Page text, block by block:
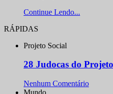
Continue Lendo...
RÁPIDAS
Projeto Social
28 Judocas do
Nenhum Comentário
Mundo